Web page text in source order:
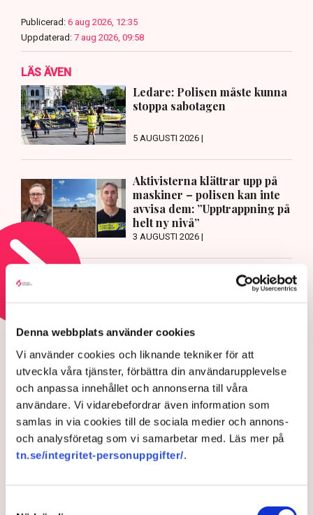
Denna webbplats använder cookies
Vi använder cookies och liknande tekniker för att
utveckla våra tjänster, förbättra din användarupplevelse
och anpassa innehållet och annonserna till våra
användare. Vi vidarebefordrar även information som
samlas in via cookies till de sociala medier och annons-
och analysföretag som vi samarbetar med. Läs mer på
tn.se/integritet-personuppgifter/.
Publicerad: 6 aug 2026, 12:35
Uppdaterad: 7 aug 2026, 09:58
LÄS ÄVEN
Ledare: Polisen måste kunna
stoppa sabotagen
5 AUGUSTI 2026 |
Aktivisterna klättrar upp på
maskiner – polisen kan inte
avvisa dem: ”Upptrappning på
helt ny nivå”
3 AUGUSTI 2026 |
Läs mer om hoten mot äganderätten
HOTEN MOT ÄGANDERÄTTEN
Aktivisterna klättrar upp på
maskiner – polisen kan inte
avvisa dem: ”Upptrappning
på helt ny nivå”